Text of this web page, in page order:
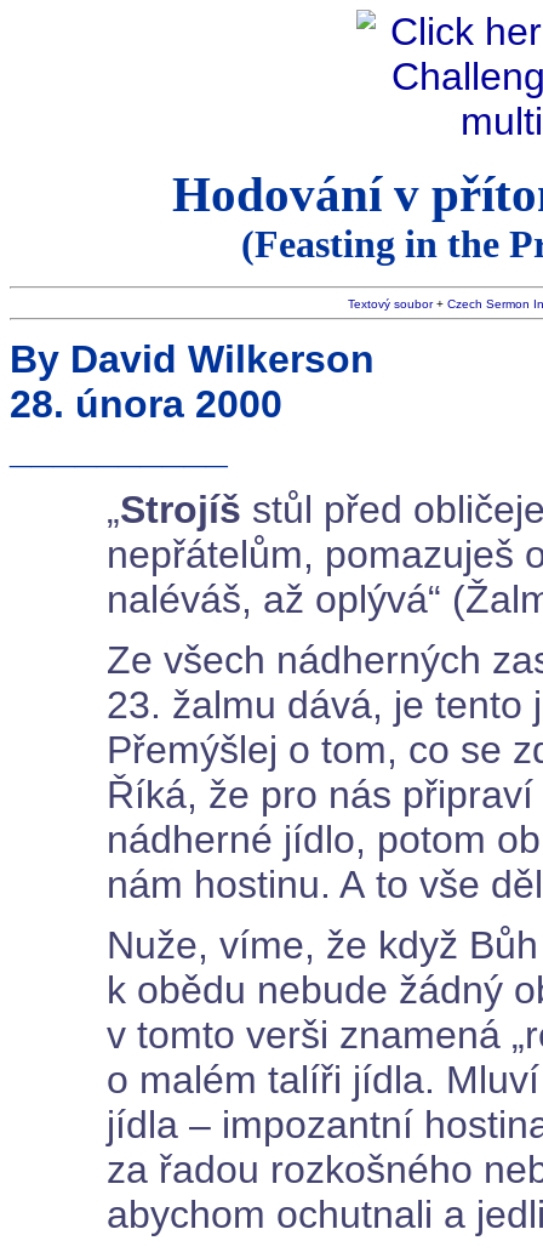
Hodování v
(Feasting in the
Textový soubor+ Czech Sermon
By David Wilkerson
28. února 2000
„Strojíš stůl před
nepřátelům, pomazuješ
naléváš, až oplývá“
Ze všech nádherných
23. žalmu dává, je tento
Přemýšlej o tom, co se
Říká, že pro nás
nádherné jídlo, potom
nám hostinu. A to vše
Nuže, víme, že když
k obědu nebude žádný
v tomto verši znamená
o malém talíři jídla.
jídla – impozantní
za řadou rozkošného
abychom ochutnali a